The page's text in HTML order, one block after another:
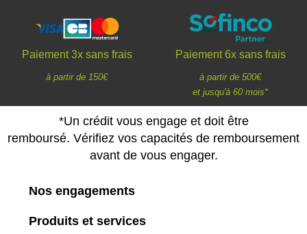
Paiement 3x sans frais
à partir de 150€
Paiement 6x sans frais
à partir de 500€
et jusqu'à 60 mois*
*Un crédit vous engage et doit être
remboursé. Vérifiez vos capacités de remboursement
avant de vous engager.
Nos engagements
Produits et services